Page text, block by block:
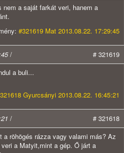
nem a saját farkát veri, hanem a
#321619 Mat 2013.08.22. 17:29:45
/
# 321619
a buli...
Gyurcsányi 2013.08.22. 16:45:21
/
# 321618
a röhögés rázza vagy valami más? Az
a Matyit,mint a gép. Ő járt a